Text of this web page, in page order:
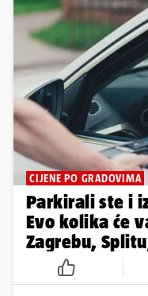
CIJENE PO GRADOVIMA
Parkirali ste i
Evo kolika će
Zagrebu,